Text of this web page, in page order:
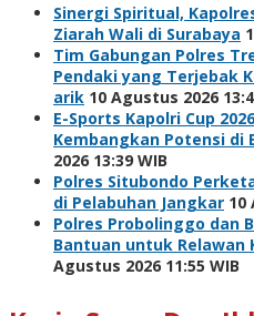
Sinergi Spiritual,
Ziarah Wali di Surabaya
Tim Gabungan Polres
Pendaki yang Terjebak
arik 10 Agustus 2026
E-Sports Kapolri Cup
Kembangkan Potensi di
2026 13:39 WIB
Polres Situbondo
di Pelabuhan Jangkar 10
Polres Probolinggo dan
Bantuan untuk Relawan
Agustus 2026 11:55 WIB